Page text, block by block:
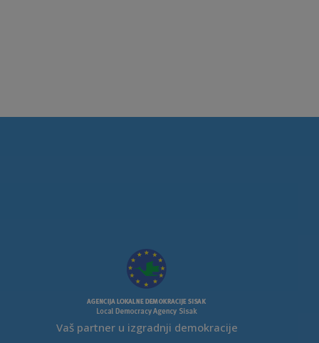
Vaš partner u izgradnji demokracije